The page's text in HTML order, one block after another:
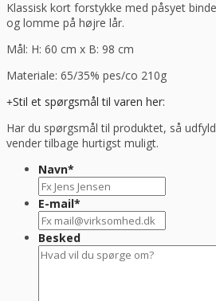
Klassisk kort forstykke med påsyet
og lomme på højre lår.
Mål: H: 60 cm x B: 98 cm
Materiale: 65/35% pes/co 210g
Stil et spørgsmål til varen her:
Har du spørgsmål til produktet, så
vender tilbage hurtigst muligt.
Navn*
E-mail*
Besked